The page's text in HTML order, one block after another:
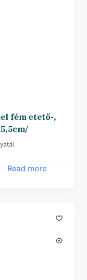
fém etető-,
Read more